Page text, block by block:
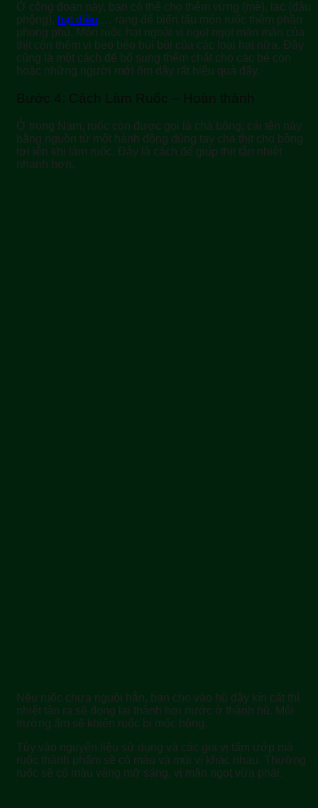
Ở công đoạn này, bạn có thể cho thêm vừng (mè), lạc (đậu
phộng), hạt điều,… rang để biến tấu món ruốc thêm phần
phong phú. Món ruốc hạt ngoài vị ngọt ngọt mặn mặn của
thịt còn thêm vị beo béo bùi bùi của các loại hạt nữa. Đây
cũng là một cách để bổ sung thêm chất cho các bé con
hoặc những người mới ốm dậy rất hiệu quả đấy.
Bước 4: Cách Làm Ruốc – Hoàn thành
Ở trong Nam, ruốc còn được gọi là chà bông, cái tên này
bằng nguồn từ một hành động dùng tay chà thịt cho bông
tơi lên khi làm ruốc. Đây là cách để giúp thịt tản nhiệt
nhanh hơn.
Nếu ruốc chưa nguội hẳn, bạn cho vào hũ đậy kín cất thì
nhiệt tản ra sẽ đọng lại thành hơi nước ở thành hũ. Môi
trường ẩm sẽ khiến ruốc bị mốc hỏng.
Tùy vào nguyên liệu sử dụng và các gia vị tẩm ướp mà
ruốc thành phẩm sẽ có màu và mùi vị khác nhau. Thường
ruốc sẽ có màu vàng mỡ sáng, vị mặn ngọt vừa phải.